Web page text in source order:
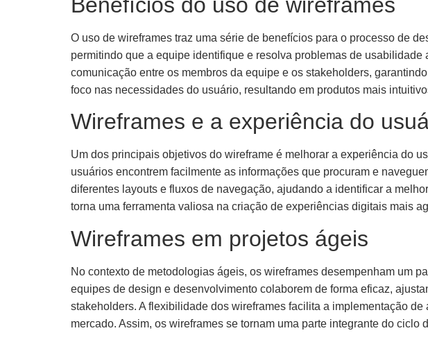
O uso de wireframes traz uma série de benefícios para o processo de
permitindo que a equipe identifique e resolva problemas de
comunicação entre os membros da equipe e os stakeholders,
foco nas necessidades do usuário, resultando em produtos mais
Wireframes e a experiência do
Um dos principais objetivos do wireframe é melhorar a experiência do
usuários encontrem facilmente as informações que procuram e
diferentes layouts e fluxos de navegação, ajudando a identificar a
torna uma ferramenta valiosa na criação de experiências digitais mais
Wireframes em projetos ágeis
No contexto de metodologias ágeis, os wireframes desempenham um
equipes de design e desenvolvimento colaborem de forma eficaz,
stakeholders. A flexibilidade dos wireframes facilita a implementação
mercado. Assim, os wireframes se tornam uma parte integrante do ciclo